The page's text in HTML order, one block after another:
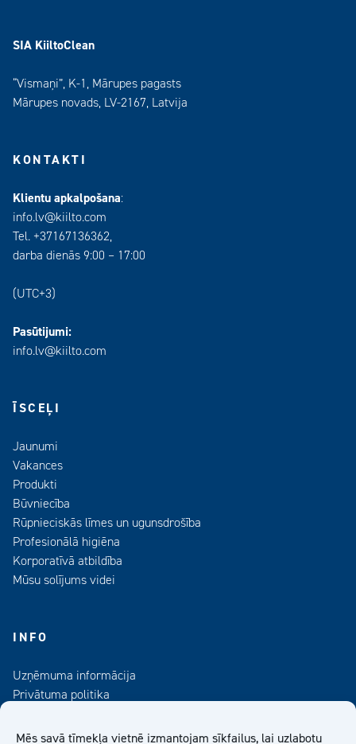
Mēs savā tīmekļa vietnē izmantojam sīkfailus, lai uzlabotu
SIA KiiltoClean
“Vismaņi”, K-1, Mārupes pagasts
Mārupes novads, LV-2167, Latvija
KONTAKTI
Klientu apkalpošana:
info.lv@kiilto.com
Tel. +37167136362,
darba dienās 9:00 – 17:00
(UTC+3)
Pasūtijumi:
info.lv@kiilto.com
ĪSCEĻI
Jaunumi
Vakances
Produkti
Būvniecība
Rūpnieciskās līmes un ugunsdrošība
Profesionālā higiēna
Korporatīvā atbildība
Mūsu solījums videi
INFO
Uzņēmuma informācija
Privātuma politika
Medijiem